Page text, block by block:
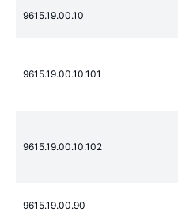
9615.19.00.10
9615.19.00.10.101
9615.19.00.10.102
9615.19.00.90